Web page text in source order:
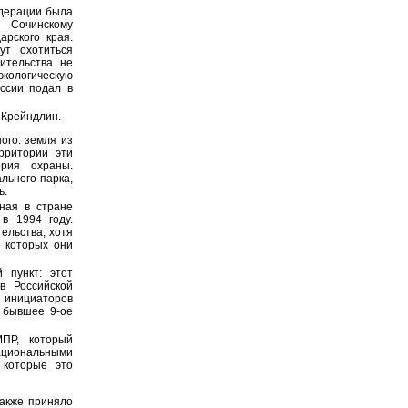
была
Сочинскому
края.
охотиться
не
подал в
земля из
эти
охраны.
парка,
в стране
1994 году.
хотя
которых они
пункт: этот
Российской
бывшее 9-ое
который
это
приняло